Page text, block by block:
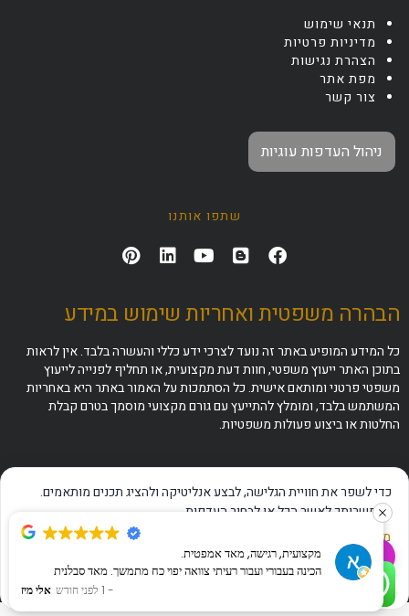
תנאי שימוש
מדיניות פרטיות
הצהרת נגישות
מפת אתר
צור קשר
ניהול העדפות עוגיות
שתפו אותנו
הבהרה משפטית ואחריות שימוש במידע
כל המידע המופיע באתר זה נועד לצרכי ידע כללי והעשרה בלבד. אין לראות
בתוכן האתר ייעוץ משפטי, חוות דעת מקצועית, או תחליף לפנייה לייעוץ
משפטי פרטני ומותאם אישית. כל הסתמכות על האמור באתר היא באחריות
המשתמש בלבד, ומומלץ להתייעץ עם גורם מקצועי מוסמך בטרם קבלת
החלטות או ביצוע פעולות משפטיות.
✦שאלו את ה-AI שלנו
התקשרו עכשיו לוואטסאפ מהיר
כדי לשפר את חוויית הגלישה, לבצע אנליטיקה ולהציג תכנים מותאמים.
באפשרותך לאשר הכל או לבחור העדפות.
מדיניות פרטיות
הצהרת נגישות
אישור הכל דחייה ניהול העדפות
מקצועית, רגישה, מאד אמפטית.
הכינה בעבורי ועבור רעיתי צוואה יפוי כח מתמשך. מאד סבלנית
וקשובה הרכיבה מספר טיוטות עד שגבשנו יחד נוסח שתאם את אלי מיז 1 לפני חודש